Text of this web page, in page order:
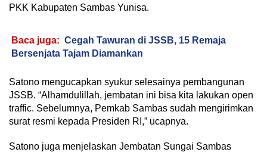
PKK Kabupaten Sambas Yunisa.
Baca juga: Cegah Tawuran di JSSB, 15 Remaja
Bersenjata Tajam Diamankan
Satono mengucapkan syukur selesainya pembangunan
JSSB. “Alhamdulillah, jembatan ini bisa kita lakukan open
traffic. Sebelumnya, Pemkab Sambas sudah mengirimkan
surat resmi kepada Presiden RI,” ucapnya.
Satono juga menjelaskan Jembatan Sungai Sambas